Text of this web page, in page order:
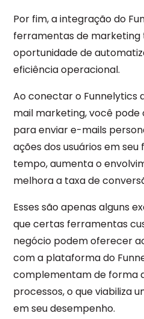
Por fim, a integração do
ferramentas de
oportunidade de
eficiência operacional.
Ao conectar o Funnelytics
mail marketing, você
para enviar e-mails
ações dos usuários em seu
tempo, aumenta o
melhora a taxa de
Esses são apenas alguns
que certas ferramentas
negócio podem oferecer
com a plataforma do
complementam de forma
processos, o que viabiliza
em seu desempenho.